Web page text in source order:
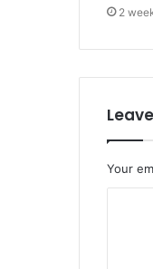
2
Your